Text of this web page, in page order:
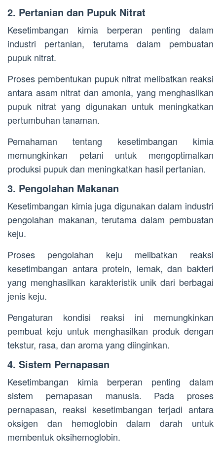
2. Pertanian dan Pupuk Nitrat
Kesetimbangan kimia berperan penting dalam
industri pertanian, terutama dalam pembuatan
pupuk nitrat.
Proses pembentukan pupuk nitrat melibatkan reaksi
antara asam nitrat dan amonia, yang menghasilkan
pupuk nitrat yang digunakan untuk meningkatkan
pertumbuhan tanaman.
Pemahaman tentang kesetimbangan kimia
memungkinkan petani untuk mengoptimalkan
produksi pupuk dan meningkatkan hasil pertanian.
3. Pengolahan Makanan
Kesetimbangan kimia juga digunakan dalam industri
pengolahan makanan, terutama dalam pembuatan
keju.
Proses pengolahan keju melibatkan reaksi
kesetimbangan antara protein, lemak, dan bakteri
yang menghasilkan karakteristik unik dari berbagai
jenis keju.
Pengaturan kondisi reaksi ini memungkinkan
pembuat keju untuk menghasilkan produk dengan
tekstur, rasa, dan aroma yang diinginkan.
4. Sistem Pernapasan
Kesetimbangan kimia berperan penting dalam
sistem pernapasan manusia. Pada proses
pernapasan, reaksi kesetimbangan terjadi antara
oksigen dan hemoglobin dalam darah untuk
membentuk oksihemoglobin.